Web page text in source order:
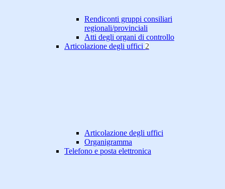
Rendiconti gruppi consiliari
regionali/provinciali
Atti degli organi di controllo
Articolazione degli uffici 2
Articolazione degli uffici
Organigramma
Telefono e posta elettronica